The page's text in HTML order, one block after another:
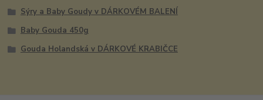
Sýry a Baby Goudy v DÁRKOVÉM BALENÍ
Baby Gouda 450g
Gouda Holandská v DÁRKOVÉ KRABIČCE